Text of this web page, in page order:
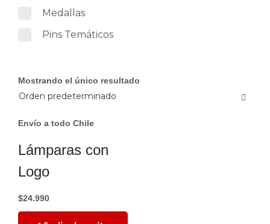
Medallas
Pins Temáticos
Mostrando el único resultado
Envío a todo Chile
Lámparas con
Logo
$24.990
¿Qué estás